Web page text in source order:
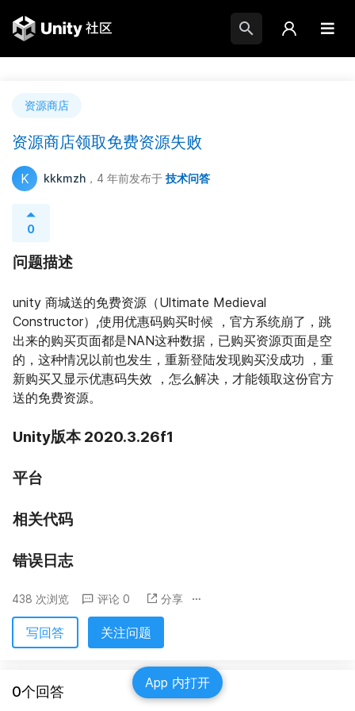
资源商店
资源商店领取免费资源失败
K kkkmzh ，4 年前发布于 技术问答
0
问题描述
unity 商城送的免费资源（Ultimate Medieval
Constructor）,使用优惠码购买时候 ，官方系统崩了，跳
出来的购买页面都是NAN这种数据，已购买资源页面是空
的，这种情况以前也发生，重新登陆发现购买没成功 ，重
新购买又显示优惠码失效 ，怎么解决，才能领取这份官方
送的免费资源。
Unity版本 2020.3.26f1
平台
相关代码
错误日志
438 次浏览 评论 0 分享
写回答 关注问题
0个回答
App 内打开